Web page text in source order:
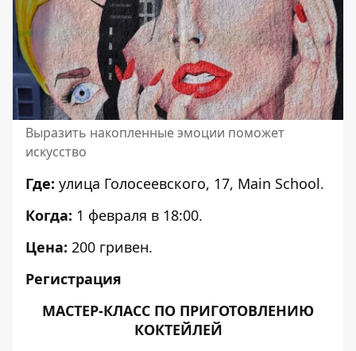
Выразить накопленные эмоции поможет
искусство
Где: улица Голосеевского, 17, Main School.
Когда: 1 февраля в 18:00.
Цена: 200 гривен.
Регистрация
МАСТЕР-КЛАСС ПО ПРИГОТОВЛЕНИЮ
КОКТЕЙЛЕЙ